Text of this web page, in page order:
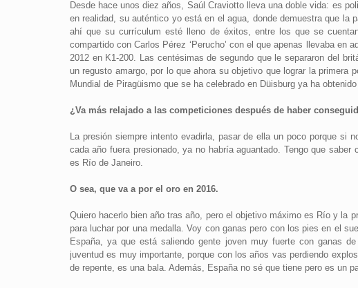
Desde hace unos diez años, Saúl Craviotto lleva una doble vida: es
en realidad, su auténtico yo está en el agua, donde demuestra que
ahí que su currículum esté lleno de éxitos, entre los que se
compartido con Carlos Pérez ‘Perucho’ con el que apenas llevaba
2012 en K1-200. Las centésimas de segundo que le separaron del
un regusto amargo, por lo que ahora su objetivo que lograr la primera
Mundial de Piragüismo que se ha celebrado en Düisburg ya ha
¿Va más relajado a las competiciones después de haber
La presión siempre intento evadirla, pasar de ella un poco porque si
cada año fuera presionado, ya no habría aguantado. Tengo que
es Río de Janeiro.
O sea, que va a por el oro en 2016.
Quiero hacerlo bien año tras año, pero el objetivo máximo es Río y la
para luchar por una medalla. Voy con ganas pero con los pies en el
España, ya que está saliendo gente joven muy fuerte con ganas
juventud es muy importante, porque con los años vas perdiendo
de repente, es una bala. Además, España no sé que tiene pero es un